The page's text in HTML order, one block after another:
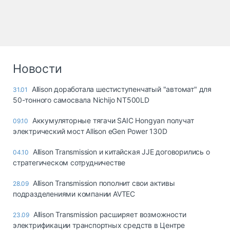
Новости
31.01
Allison доработала шестиступенчатый "автомат" для
50-тонного самосвала Nichijo NT500LD
09.10
Аккумуляторные тягачи SAIC Hongyan получат
электрический мост Allison eGen Power 130D
04.10
Allison Transmission и китайская JJE договорились о
стратегическом сотрудничестве
28.09 Allison Transmission пополнит свои активы
подразделениями компании AVTEC
23.09 Allison Transmission расширяет возможности
электрификации транспортных средств в Центре